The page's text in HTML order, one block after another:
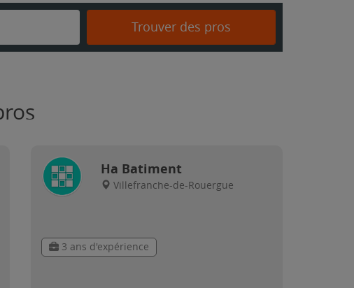
Trouver des pros
Ha Batiment
Villefranche-de-Rouergue
3 ans d'expérience